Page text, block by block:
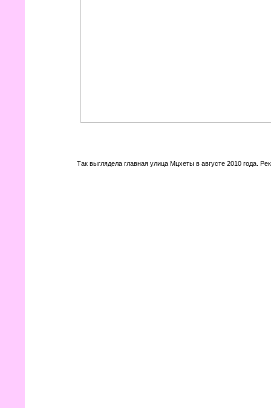
Так выглядела главная улица Мцхеты в августе 2010 года.